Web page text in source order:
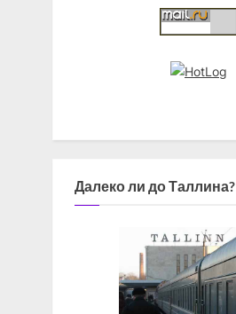
Далеко ли до Таллина?